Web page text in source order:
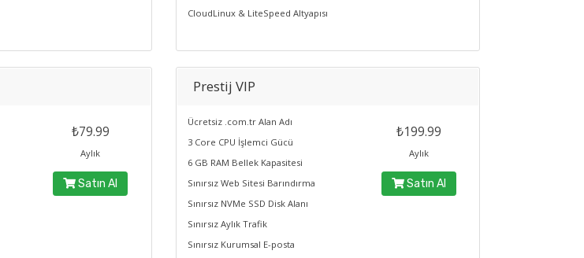
CloudLinux & LiteSpeed Altyapısı
₺79.99
Aylık
Satın Al
Prestij VIP
Ücretsiz .com.tr Alan Adı
3 Core CPU İşlemci Gücü
6 GB RAM Bellek Kapasitesi
Sınırsız Web Sitesi Barındırma
Sınırsız NVMe SSD Disk Alanı
Sınırsız Aylık Trafik
Sınırsız Kurumsal E-posta
₺199.99
Aylık
Satın Al